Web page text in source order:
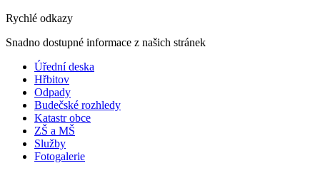
Rychlé odkazy
Snadno dostupné informace z našich stránek
Úřední deska
Hřbitov
Odpady
Budečské rozhledy
Katastr obce
ZŠ a MŠ
Služby
Fotogalerie